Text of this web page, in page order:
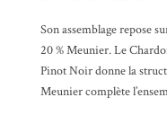
Son assemblage repose
20 % Meunier. Le
Pinot Noir donne la
Meunier complète